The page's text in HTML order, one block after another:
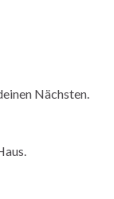
Nächsten.